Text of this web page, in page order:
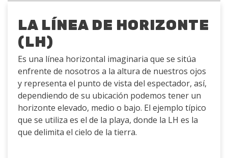
LA LÍNEA DE HORIZONTE
(LH)
Es una línea horizontal imaginaria que se sitúa
enfrente de nosotros a la altura de nuestros ojos
y representa el punto de vista del espectador, así,
dependiendo de su ubicación podemos tener un
horizonte elevado, medio o bajo. El ejemplo típico
que se utiliza es el de la playa, donde la LH es la
que delimita el cielo de la tierra.